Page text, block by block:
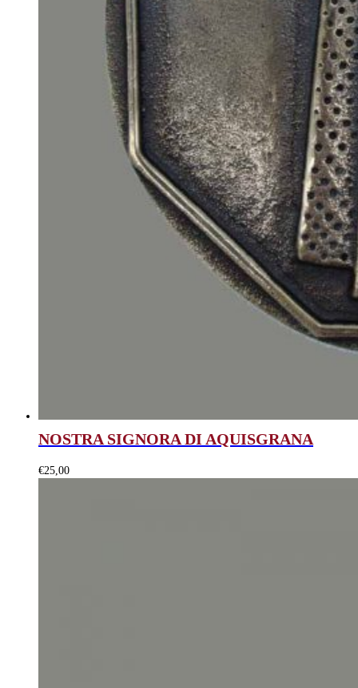
NOSTRA SIGNORA DI AQUISGRANA
€25,00